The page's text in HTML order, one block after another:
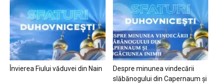
Învierea Fiului văduvei din Nain
Despre minunea vindecării
slăbănogului din Capernaum și